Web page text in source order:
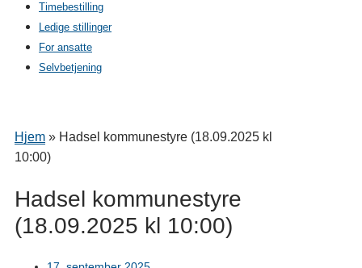
Timebestilling
Ledige stillinger
For ansatte
Selvbetjening
Hjem » Hadsel kommunestyre (18.09.2025 kl
10:00)
Hadsel kommunestyre
(18.09.2025 kl 10:00)